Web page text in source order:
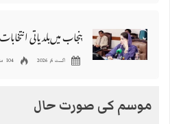
اگست 6, 2026 104 مناظر
موسم کی صورت حال